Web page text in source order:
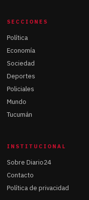
SECCIONES
Política
Economía
Sociedad
Deportes
Policiales
Mundo
Tucumán
INSTITUCIONAL
Sobre Diario24
Contacto
Política de privacidad